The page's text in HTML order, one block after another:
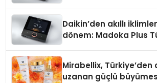
Daikin’den akıllı
dönem: Madoka Plus
Mirabellix, Türkiye’den
uzanan güçlü